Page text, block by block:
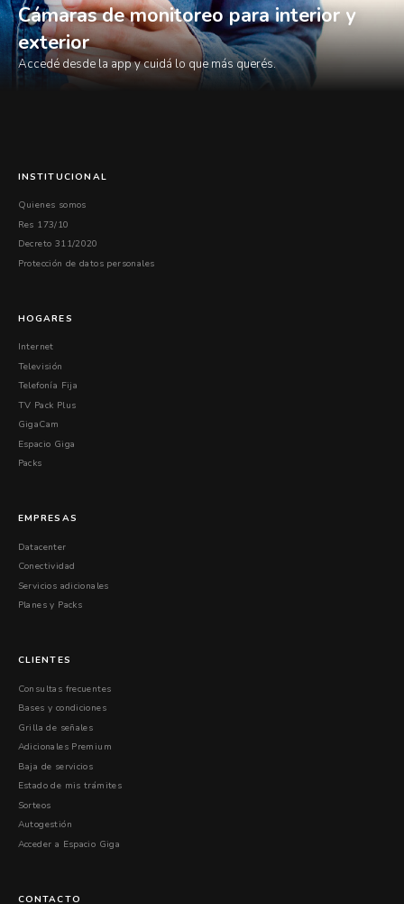
Cámaras de monitoreo para interior y
exterior
Accedé desde la app y cuidá lo que más querés.
INSTITUCIONAL
Quienes somos
Res 173/10
Decreto 311/2020
Protección de datos personales
HOGARES
Internet
Televisión
Telefonía Fija
TV Pack Plus
GigaCam
Espacio Giga
Packs
EMPRESAS
Datacenter
Conectividad
Servicios adicionales
Planes y Packs
CLIENTES
Consultas frecuentes
Bases y condiciones
Grilla de señales
Adicionales Premium
Baja de servicios
Estado de mis trámites
Sorteos
Autogestión
Acceder a Espacio Giga
CONTACTO